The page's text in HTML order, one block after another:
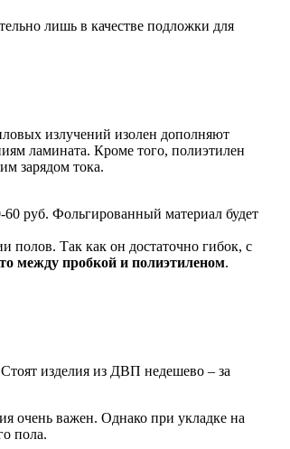
лишь в качестве подложки для
излучений изолен дополняют
ламината. Кроме того, полиэтилен
зарядом тока.
60 руб. Фольгированный материал будет
полов. Так как он достаточно гибок, с
между пробкой и полиэтиленом.
изделия из ДВП недешево – за
очень важен. Однако при укладке на
пола.